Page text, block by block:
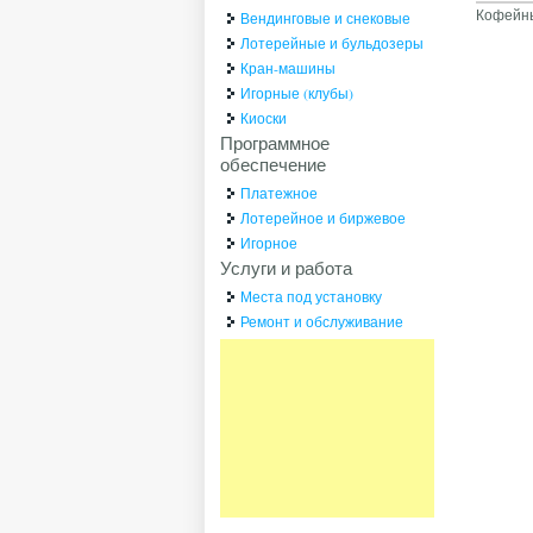
Вендинговые и снековые
Лотерейные и бульдозеры
Кран-машины
Игорные (клубы)
Киоски
Программное
обеспечение
Платежное
Лотерейное и биржевое
Игорное
Услуги и работа
Места под установку
Ремонт и обслуживание